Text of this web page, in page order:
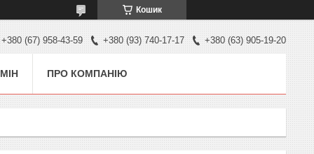
Кошик
+380 (67) 958-43-59 +380 (93) 740-17-17 +380 (63) 905-19-20
ПРО КОМПАНІЮ